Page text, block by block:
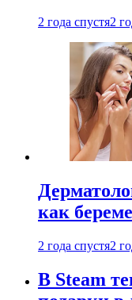
2 года спустя2
как
2 года спустя2
В Steam